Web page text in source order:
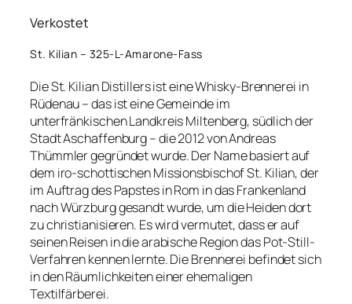
Verkostet
St. Kilian – 325-L-Amarone-Fass
Die St. Kilian Distillers ist eine Whisky-Brennerei in
Rüdenau – das ist eine Gemeinde im
unterfränkischen Landkreis Miltenberg, südlich der
Stadt Aschaffenburg – die 2012 von Andreas
Thümmler gegründet wurde. Der Name basiert auf
dem iro-schottischen Missionsbischof St. Kilian, der
im Auftrag des Papstes in Rom in das Frankenland
nach Würzburg gesandt wurde, um die Heiden dort
zu christianisieren. Es wird vermutet, dass er auf
seinen Reisen in die arabische Region das Pot-Still-
Verfahren kennen lernte. Die Brennerei befindet sich
in den Räumlichkeiten einer ehemaligen
Textilfärberei.